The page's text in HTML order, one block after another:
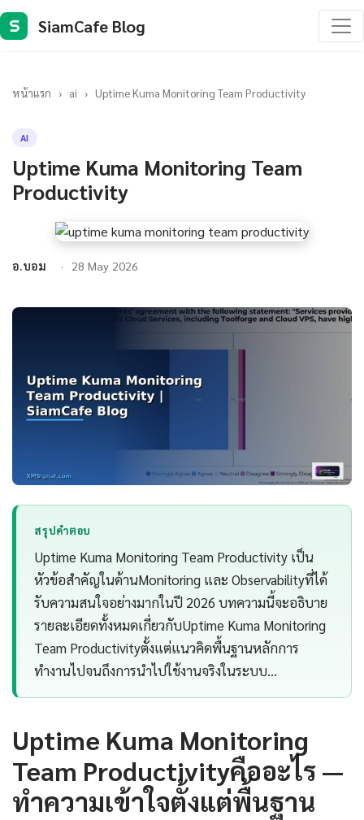
S SiamCafe Blog
หน้าแรก › ai › Uptime Kuma Monitoring Team Productivity
AI
Uptime Kuma Monitoring Team
Productivity
อ.บอม 28 May 2026
สรุปคำตอบ
Uptime Kuma Monitoring Team Productivity เป็น
หัวข้อสำคัญในด้านMonitoring และ Observabilityที่ได้
รับความสนใจอย่างมากในปี 2026 บทความนี้จะอธิบาย
รายละเอียดทั้งหมดเกี่ยวกับUptime Kuma Monitoring
Team Productivityตั้งแต่แนวคิดพื้นฐานหลักการ
ทำงานไปจนถึงการนำไปใช้งานจริงในระบบ…
Uptime Kuma Monitoring
Team Productivityคืออะไร —
ทำความเข้าใจตั้งแต่พื้นฐาน